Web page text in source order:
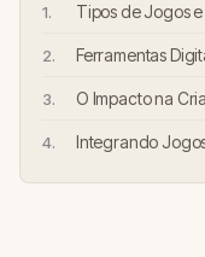
Tipos de Jogos
Ferramentas
O Impacto na
Integrando